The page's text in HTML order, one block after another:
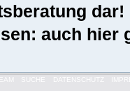
dar!
auch hier
SUCHE DATENSCHUTZ